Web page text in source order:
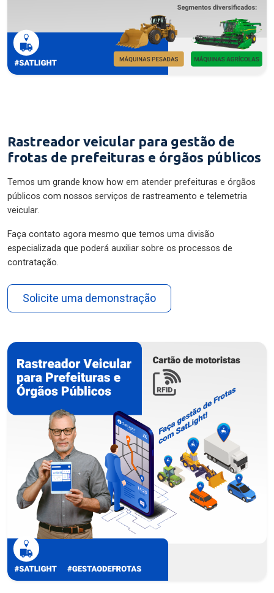
Rastreador veicular para gestão de
frotas de prefeituras e órgãos públicos
Temos um grande know how em atender prefeituras e órgãos
públicos com nossos serviços de rastreamento e telemetria
veicular.
Faça contato agora mesmo que temos uma divisão
especializada que poderá auxiliar sobre os processos de
contratação.
Solicite uma demonstração